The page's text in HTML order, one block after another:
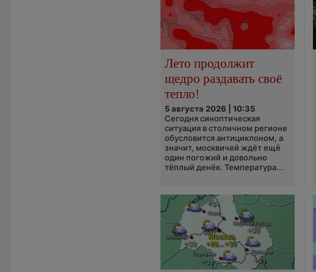
Лето продолжит
щедро раздавать своё
тепло!
5 августа 2026 | 10:35
Сегодня синоптическая
ситуация в столичном регионе
обусловится антициклоном, а
значит, москвичей ждёт ещё
один погожий и довольно
тёплый денёк. Температура...